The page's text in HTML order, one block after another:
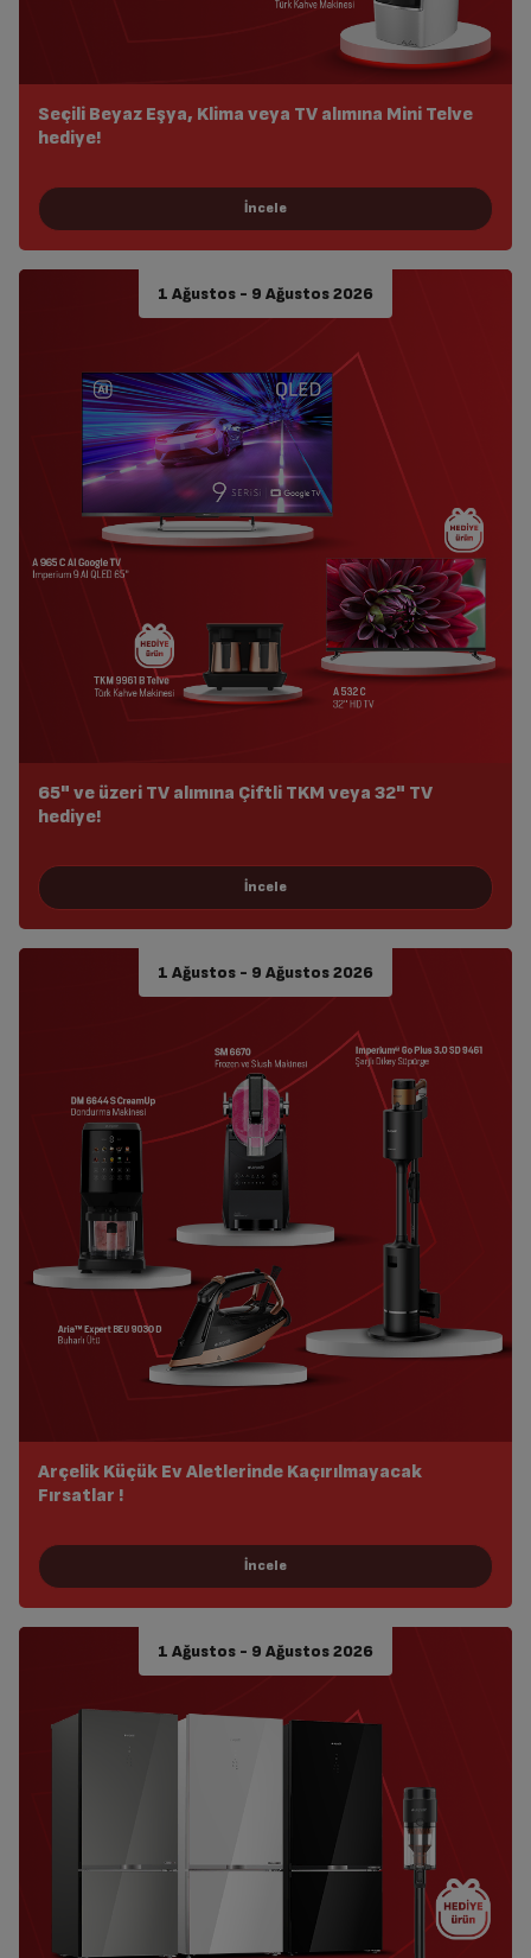
Seçili Beyaz Eşya, Klima veya TV alımına Mini Telve
hediye!
1 Ağustos - 9 Ağustos 2026
65" ve üzeri TV alımına Çiftli TKM veya 32" TV
hediye!
1 Ağustos - 9 Ağustos 2026
Arçelik Küçük Ev Aletlerinde Kaçırılmayacak
Fırsatlar !
1 Ağustos - 9 Ağustos 2026